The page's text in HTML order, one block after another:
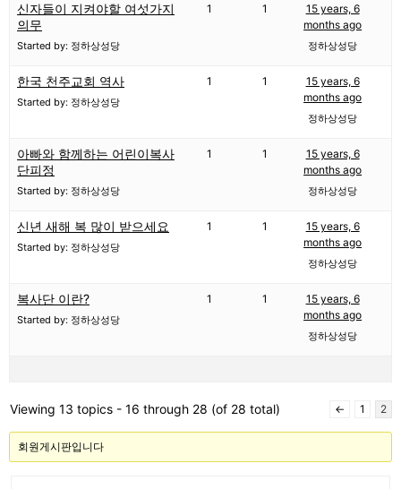
신자들이 지켜야할 여섯가지
의무
Started by: 정하상성당
1 1
15 years, 6
months ago
정하상성당
한국 천주교회 역사
Started by: 정하상성당
1 1
15 years, 6
months ago
정하상성당
아빠와 함께하는 어린이복사
단피정
Started by: 정하상성당
1 1
15 years, 6
months ago
정하상성당
신년 새해 복 많이 받으세요
Started by: 정하상성당
1 1
15 years, 6
months ago
정하상성당
복사단 이란?
Started by: 정하상성당
1 1
15 years, 6
months ago
정하상성당
Viewing 13 topics - 16 through 28 (of 28 total) ← 1 2
회원게시판입니다